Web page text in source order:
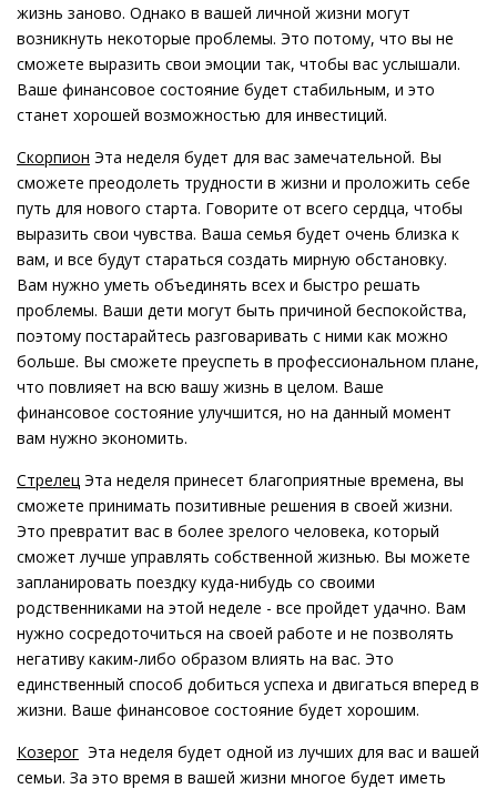
жизнь заново. Однако в вашей личной жизни могут
возникнуть некоторые проблемы. Это потому, что вы не
сможете выразить свои эмоции так, чтобы вас услышали.
Ваше финансовое состояние будет стабильным, и это
станет хорошей возможностью для инвестиций.
Скорпион Эта неделя будет для вас замечательной. Вы
сможете преодолеть трудности в жизни и проложить себе
путь для нового старта. Говорите от всего сердца, чтобы
выразить свои чувства. Ваша семья будет очень близка к
вам, и все будут стараться создать мирную обстановку.
Вам нужно уметь объединять всех и быстро решать
проблемы. Ваши дети могут быть причиной беспокойства,
поэтому постарайтесь разговаривать с ними как можно
больше. Вы сможете преуспеть в профессиональном плане,
что повлияет на всю вашу жизнь в целом. Ваше
финансовое состояние улучшится, но на данный момент
вам нужно экономить.
Стрелец Эта неделя принесет благоприятные времена, вы
сможете принимать позитивные решения в своей жизни.
Это превратит вас в более зрелого человека, который
сможет лучше управлять собственной жизнью. Вы можете
запланировать поездку куда-нибудь со своими
родственниками на этой неделе - все пройдет удачно. Вам
нужно сосредоточиться на своей работе и не позволять
негативу каким-либо образом влиять на вас. Это
единственный способ добиться успеха и двигаться вперед в
жизни. Ваше финансовое состояние будет хорошим.
Козерог Эта неделя будет одной из лучших для вас и вашей
семьи. За это время в вашей жизни многое будет иметь